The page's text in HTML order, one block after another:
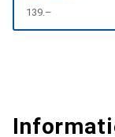
CHF
139.–